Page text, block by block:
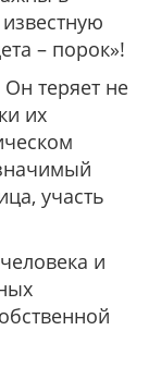
– порок»!
теряет не
их
участь
и